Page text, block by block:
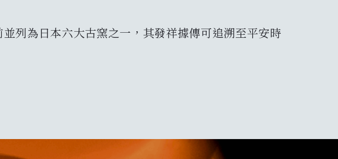
窯元一覽
列為日本六大古窯之一，其發祥據傳可追溯至平安時